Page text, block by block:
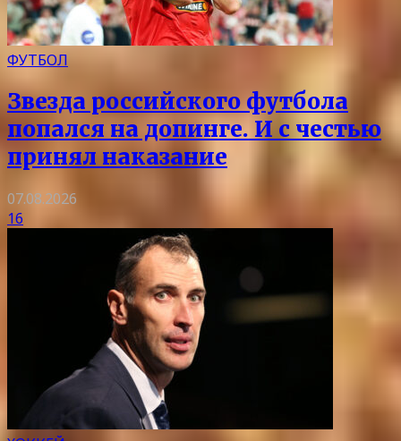
ФУТБОЛ
Звезда российского футбола
попался на допинге. И с честью
принял наказание
07.08.2026
16